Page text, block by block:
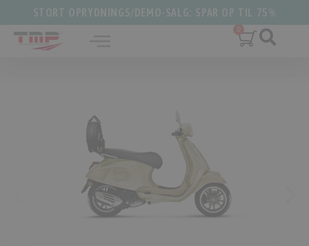
STORT OPRYDNINGS/DEMO-SALG: SPAR OP TIL 75%